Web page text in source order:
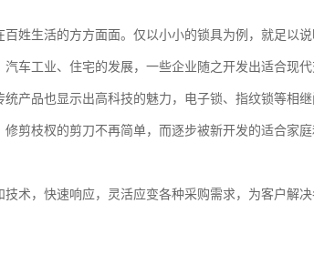
姓生活的方方面面。仅以小小的锁具为例，就足以
车工业、住宅的发展，一些企业随之开发出适合现
产品也显示出高科技的魅力，电子锁、指纹锁等相
剪枝杈的剪刀不再简单，而逐步被新开发的适合家
术，快速响应，灵活应变各种采购需求，为客户解